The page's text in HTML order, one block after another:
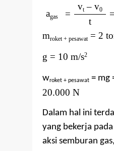
agas =
vt – v0 =
t
mroket + pesawat = 2
g = 10 m/s2
wroket + pesawat = mg
20.000 N
Dalam hal ini
yang bekerja
aksi semburan